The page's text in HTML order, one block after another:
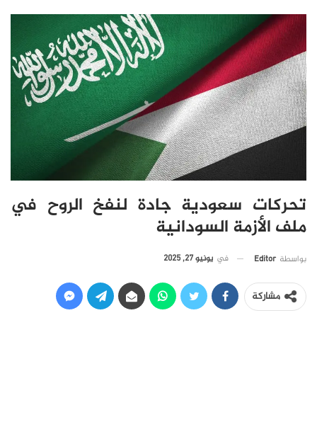
تحركات سعودية جادة لنفخ الروح في
ملف الأزمة السودانية
بواسطة Editor في يونيو 27, 2025
مشاركة